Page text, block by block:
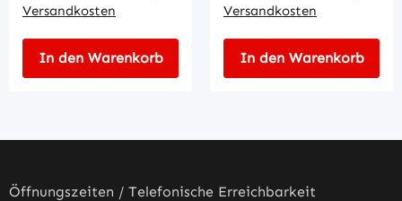
Versandkosten
In den Warenkorb
Versandkosten
In den Warenkorb
Öffnungszeiten / Telefonische Erreichbarkeit